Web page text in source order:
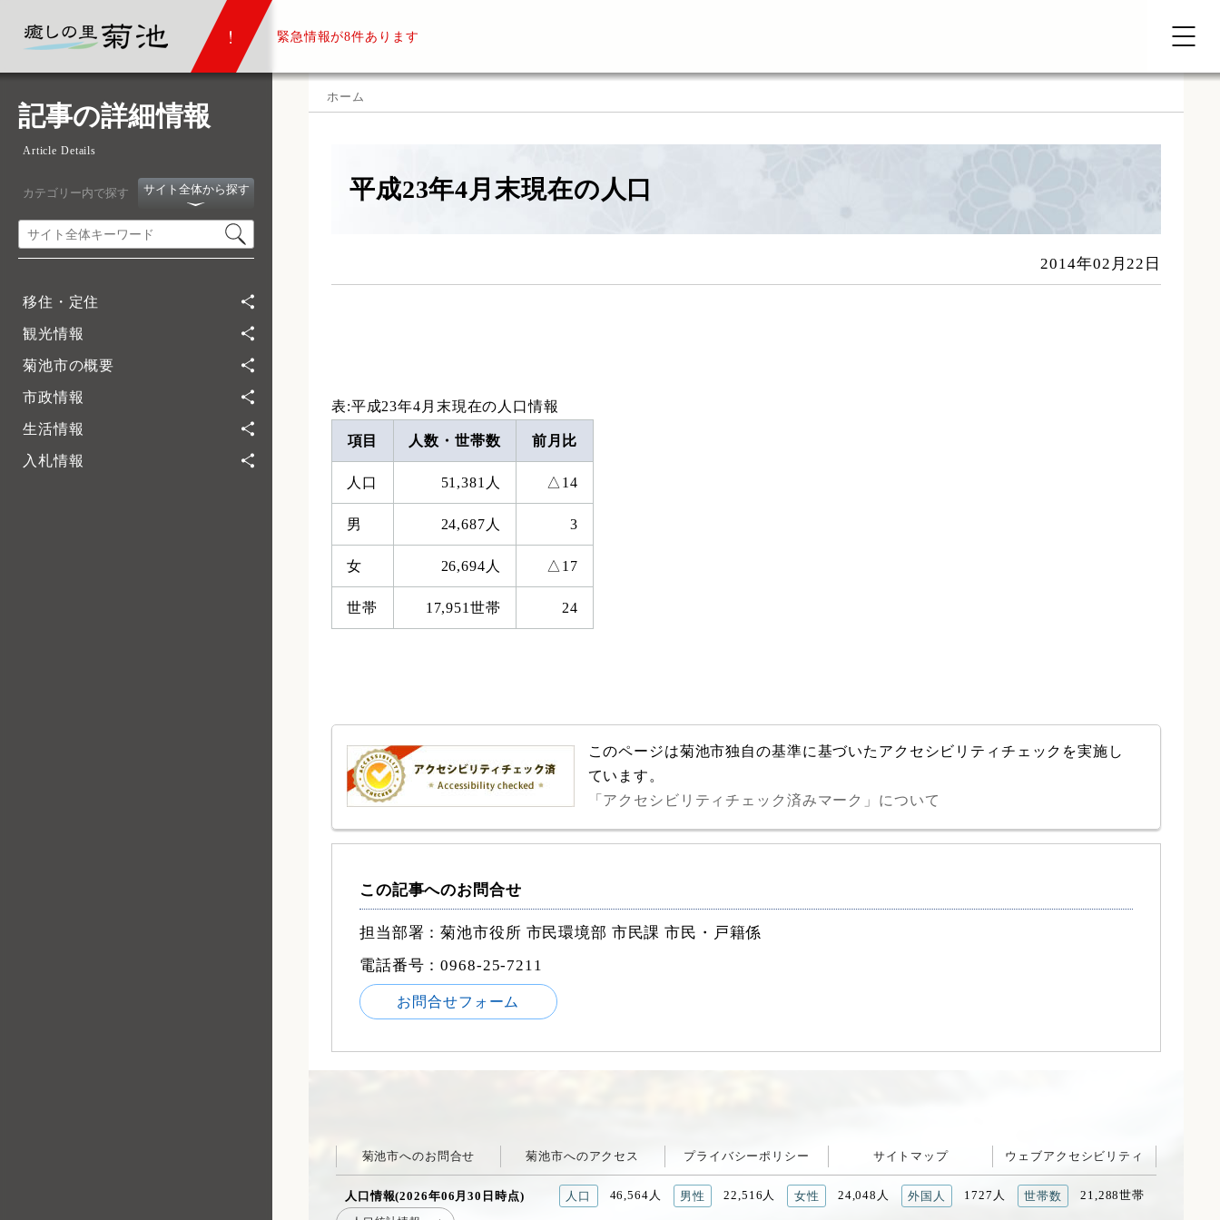
緊急情報が8件あります
記事の詳細情報
Article Details
カテゴリー内で探す サイト全体から探す
移住・定住
観光情報
菊池市の概要
市政情報
生活情報
入札情報
ホーム
平成23年4月末現在の人口
2014年02月22日
表:平成23年4月末現在の人口情報
項目
人数・世帯数 前月比
人口 51,381人 △14
男 24,687人 3
女 26,694人 △17
世帯 17,951世帯 24
このページは菊池市独自の基準に基づいたアクセシビリティチェックを実施し
ています。
「アクセシビリティチェック済みマーク」について
この記事へのお問合せ
担当部署：菊池市役所 市民環境部 市民課 市民・戸籍係
電話番号：0968-25-7211
お問合せフォーム
菊池市へのお問合せ 菊池市へのアクセス プライバシーポリシー サイトマップ ウェブアクセシビリティ
人口情報(2026年06月30日時点) 人口 46,564人 男性 22,516人 女性 24,048人 外国人 1727人 世帯数 21,288世帯